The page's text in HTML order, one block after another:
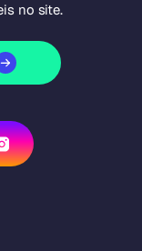
no site.